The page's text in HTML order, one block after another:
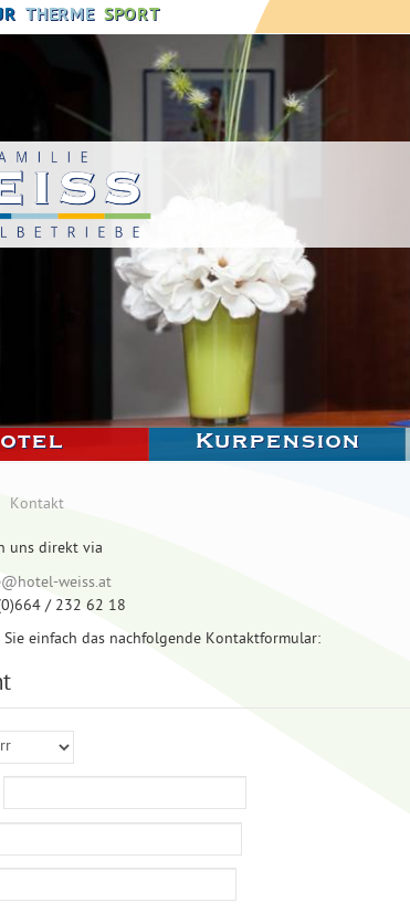
THERME SPORT
Kurpension
Kontakt
uns direkt via
weiss.at
/ 232 62 18
einfach das nachfolgende Kontaktformular: